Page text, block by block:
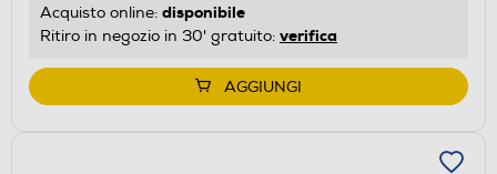
Acquisto online: disponibile
Ritiro in negozio in 30' gratuito: verifica
AGGIUNGI